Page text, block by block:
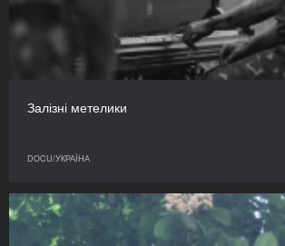
Залізні метелики
DOCU/УКРАЇНА